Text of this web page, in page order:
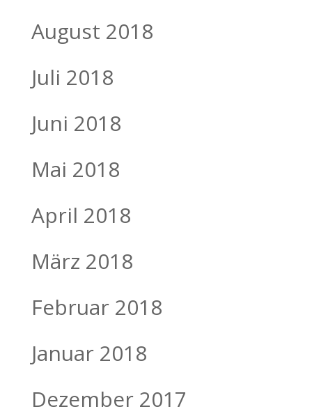
August 2018
Juli 2018
Juni 2018
Mai 2018
April 2018
März 2018
Februar 2018
Januar 2018
Dezember 2017